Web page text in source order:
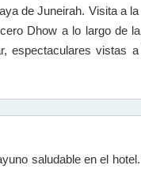
de Juneirah. Visita a
Dhow a lo largo de
espectaculares vistas
saludable en el